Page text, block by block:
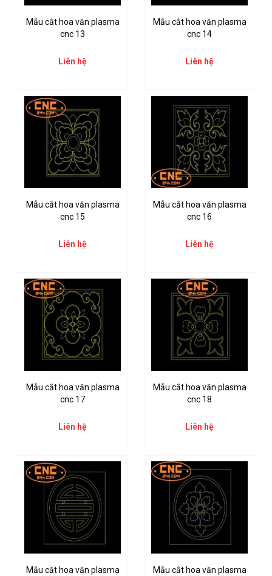
Mẫu cắt hoa văn plasma
cnc 13
Liên hệ
Mẫu cắt hoa văn plasma
cnc 14
Liên hệ
Mẫu cắt hoa văn plasma
cnc 15
Liên hệ
Mẫu cắt hoa văn plasma
cnc 16
Liên hệ
Mẫu cắt hoa văn plasma
cnc 17
Liên hệ
Mẫu cắt hoa văn plasma
cnc 18
Liên hệ
Mẫu cắt hoa văn plasma
Mẫu cắt hoa văn plasma